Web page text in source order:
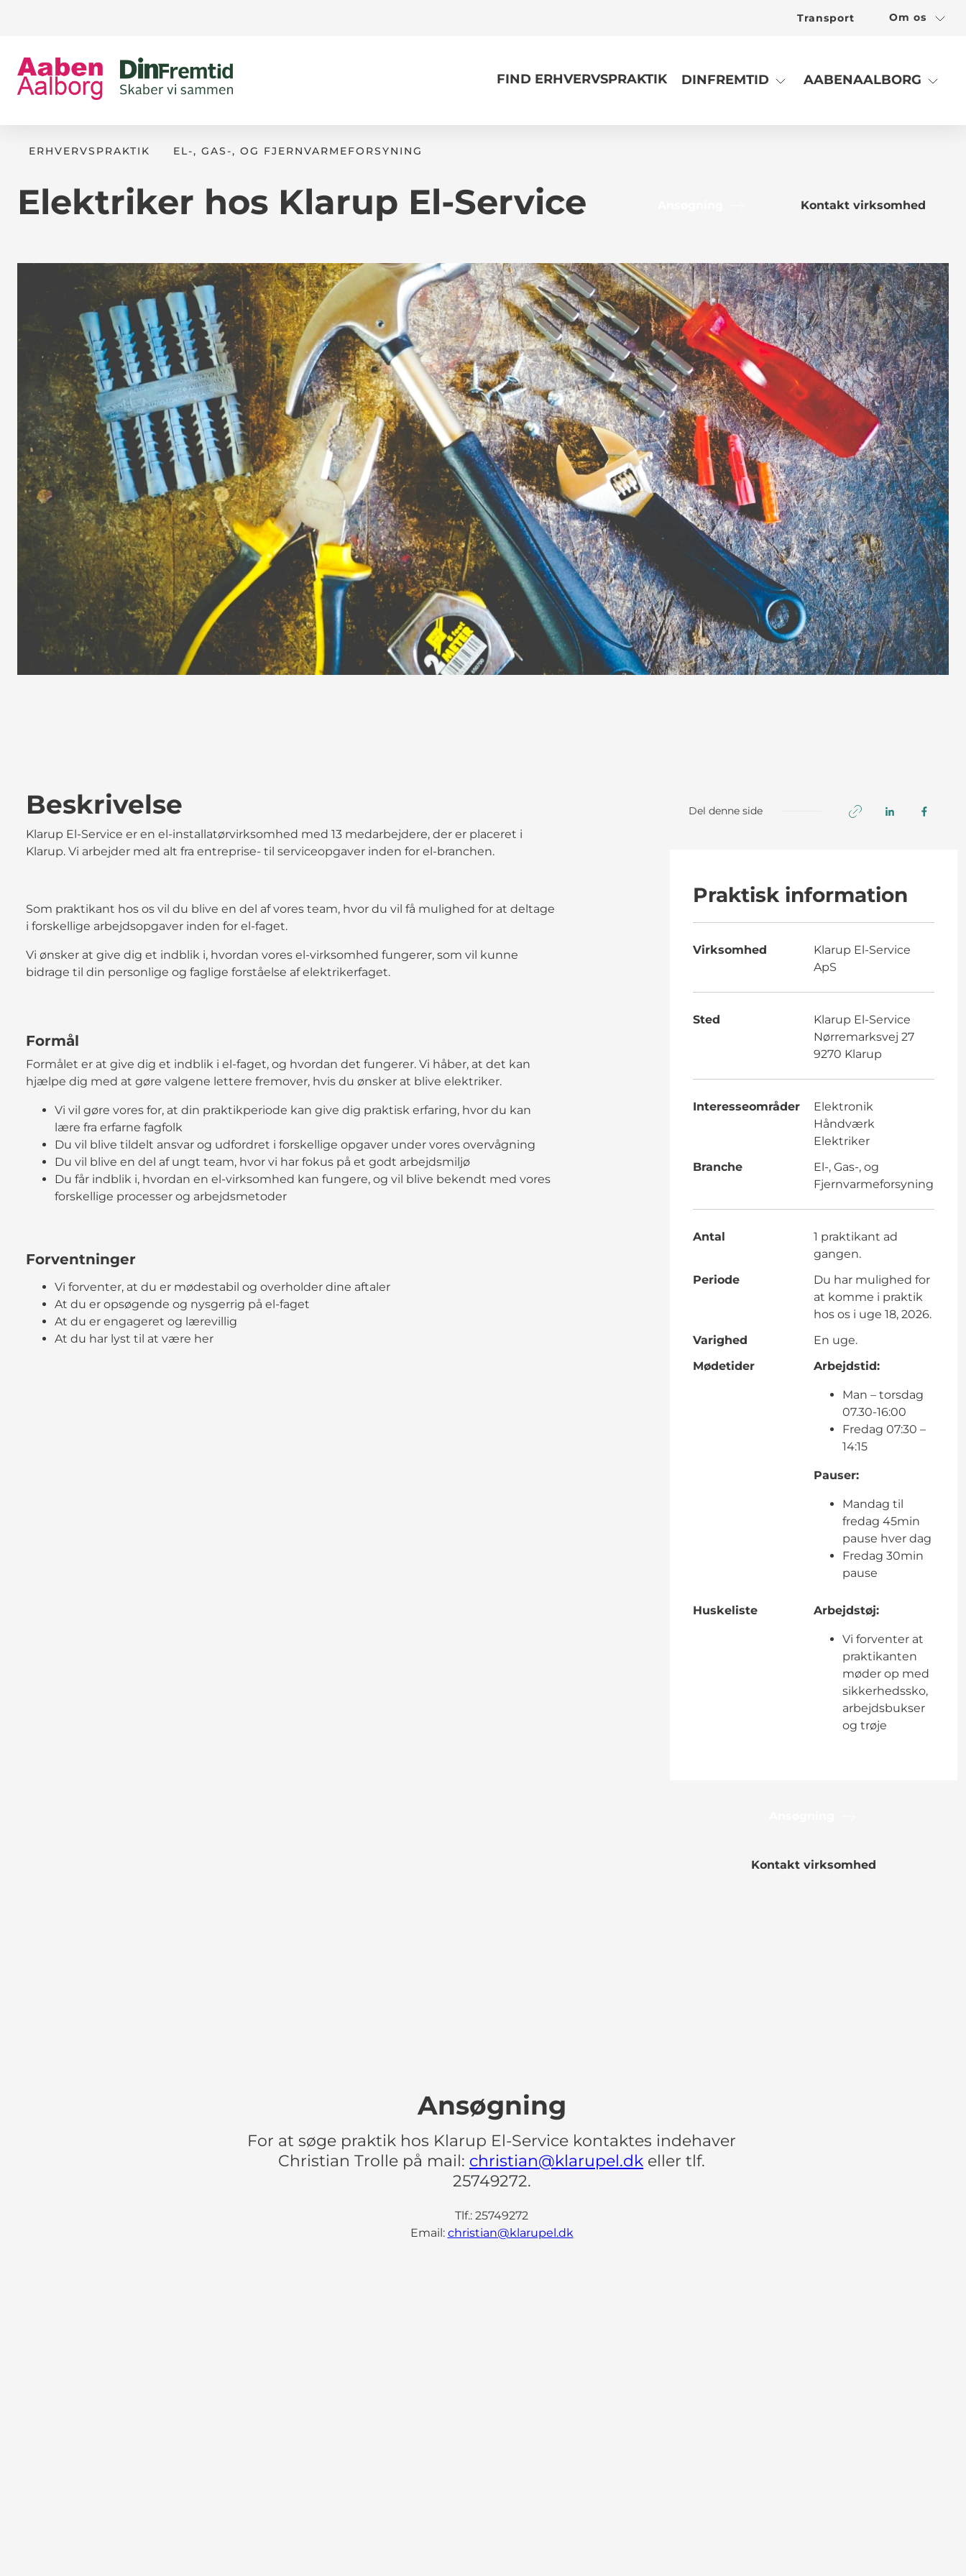
Transport Om os
FIND ERHVERVSPRAKTIK DINFREMTID AABENAALBORG
ERHVERVSPRAKTIK EL-, GAS-, OG FJERNVARMEFORSYNING
Elektriker hos Klarup El-Service Kontakt virksomhed
Beskrivelse
Klarup El-Service er en el-installatørvirksomhed med 13 medarbejdere, der er placeret i
Klarup. Vi arbejder med alt fra entreprise- til serviceopgaver inden for el-branchen.
Som praktikant hos os vil du blive en del af vores team, hvor du vil få mulighed for at deltage
i forskellige arbejdsopgaver inden for el-faget.
Vi ønsker at give dig et indblik i, hvordan vores el-virksomhed fungerer, som vil kunne
bidrage til din personlige og faglige forståelse af elektrikerfaget.
Formål
Formålet er at give dig et indblik i el-faget, og hvordan det fungerer. Vi håber, at det kan
hjælpe dig med at gøre valgene lettere fremover, hvis du ønsker at blive elektriker.
Vi vil gøre vores for, at din praktikperiode kan give dig praktisk erfaring, hvor du kan
lære fra erfarne fagfolk
Du vil blive tildelt ansvar og udfordret i forskellige opgaver under vores overvågning
Du vil blive en del af ungt team, hvor vi har fokus på et godt arbejdsmiljø
Du får indblik i, hvordan en el-virksomhed kan fungere, og vil blive bekendt med vores
forskellige processer og arbejdsmetoder
Forventninger
Vi forventer, at du er mødestabil og overholder dine aftaler
At du er opsøgende og nysgerrig på el-faget
At du er engageret og lærevillig
At du har lyst til at være her
Del denne side
Praktisk information
Virksomhed
Klarup El-Service
ApS
Sted
Klarup El-Service
Nørremarksvej 27
9270 Klarup
Interesseområder
Elektronik
Håndværk
Elektriker
Branche
El-, Gas-, og
Fjernvarmeforsyning
Antal
1 praktikant ad
gangen.
Periode
Du har mulighed for
at komme i praktik
hos os i uge 18, 2026.
Varighed
En uge.
Mødetider
Arbejdstid:
Man – torsdag
07.30-16:00
Fredag 07:30 –
14:15
Pauser:
Mandag til
fredag 45min
pause hver dag
Fredag 30min
pause
Huskeliste Arbejdstøj:
Vi forventer at
praktikanten
møder op med
sikkerhedssko,
arbejdsbukser
og trøje
Kontakt virksomhed
Ansøgning
For at søge praktik hos Klarup El-Service kontaktes indehaver
Christian Trolle på mail: christian@klarupel.dk eller tlf.
25749272.
Tlf.: 25749272
Email: christian@klarupel.dk